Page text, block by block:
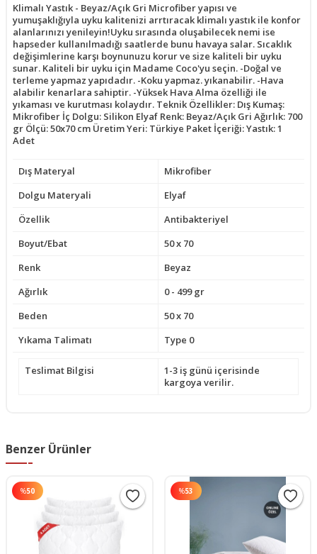
Klimalı Yastık - Beyaz/Açık Gri Microfiber yapısı ve
yumuşaklığıyla uyku kalitenizi arrtıracak klimalı yastık ile konfor
alanlarınızı yenileyin!Uyku sırasında oluşabilecek nemi ise
hapseder kullanılmadığı saatlerde bunu havaya salar. Sıcaklık
değişimlerine karşı boynunuzu korur ve size kaliteli bir uyku
sunar. Kaliteli bir uyku için Madame Coco'yu seçin. -Doğal ve
terleme yapmaz yapıdadır. -Koku yapmaz. yıkanabilir. -Hava
alabilir kenarlara sahiptir. -Yüksek Hava Alma özelliği ile
yıkaması ve kurutması kolaydır. Teknik Özellikler: Dış Kumaş:
Mikrofiber İç Dolgu: Silikon Elyaf Renk: Beyaz/Açık Gri Ağırlık: 700
gr Ölçü: 50x70 cm Üretim Yeri: Türkiye Paket İçeriği: Yastık: 1
Adet
Dış Materyal
Mikrofiber
Dolgu Materyali
Elyaf
Özellik
Antibakteriyel
Boyut/Ebat
50 x 70
Renk
Beyaz
Ağırlık
0 - 499 gr
Beden
50 x 70
Yıkama Talimatı
Type 0
Teslimat Bilgisi
1-3 iş günü içerisinde
kargoya verilir.
Benzer Ürünler
%50 %53